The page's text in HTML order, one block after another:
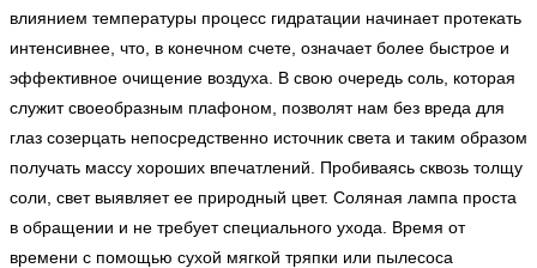
влиянием температуры процесс гидратации начинает протекать
интенсивнее, что, в конечном счете, означает более быстрое и
эффективное очищение воздуха. В свою очередь соль, которая
служит своеобразным плафоном, позволят нам без вреда для
глаз созерцать непосредственно источник света и таким образом
получать массу хороших впечатлений. Пробиваясь сквозь толщу
соли, свет выявляет ее природный цвет. Соляная лампа проста
в обращении и не требует специального ухода. Время от
времени с помощью сухой мягкой тряпки или пылесоса